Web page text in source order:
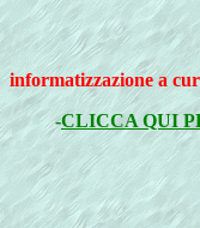
informatizzazione a
-CLICCA QUI